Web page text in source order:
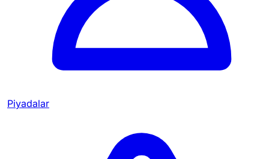
Piyadalar